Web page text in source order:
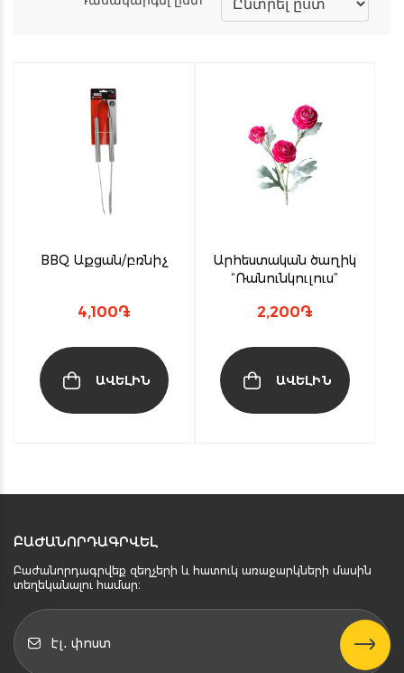
BBQ Աքցան/բռնիչ
4,100֏
ԱՎԵԼԻՆ
Արհեստական ծաղիկ
“Ռանունկուլուս”
2,200֏
ԱՎԵԼԻՆ
ԲԱԺԱՆՈՐԴԱԳՐՎԵԼ
Բաժանորդագրվեք զեղչերի և հատուկ առաջարկների մասին
տեղեկանալու համար։